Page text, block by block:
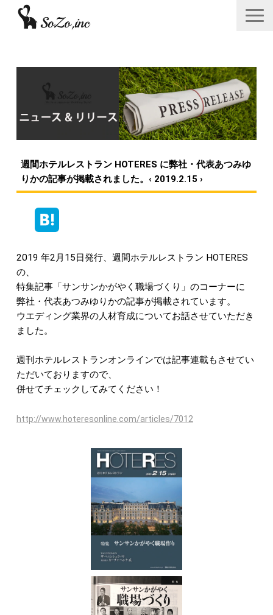
ニュース＆リリース
サービス一覧
あつみゆりかオフィシャル情報
採用
週間ホテルレストラン HOTERES に弊社・代表あつみゆ
りかの記事が掲載されました。‹ 2019.2.15 ›
2019 年2月15日発行、週間ホテルレストラン HOTERES
の、
特集記事「サンサンかがやく職場づくり」のコーナーに
弊社・代表あつみゆりかの記事が掲載されています。
ウエディング業界の人材育成についてお話させていただき
ました。
週刊ホテルレストランオンラインでは記事連載もさせてい
ただいておりますので、
併せてチェックしてみてください！
http://www.hoteresonline.com/articles/7012